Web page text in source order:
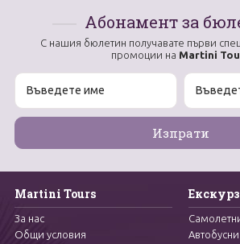
Абонамент за
С нашия бюлетин получавате първи
промоции на Martini
Martini Tours
За нас
Общи условия